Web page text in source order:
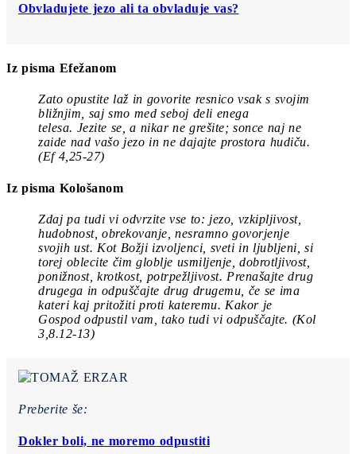
Obvladujete jezo ali ta obvladuje vas?
Iz pisma Efežanom
Zato opustite laž in govorite resnico vsak s svojim
bližnjim , saj smo med seboj deli enega
telesa. Jezite se, a nikar ne grešite; sonce naj ne
zaide nad vašo jezo in ne dajajte prostora hudiču.
(Ef 4,25-27)
Iz pisma Kološanom
Zdaj pa tudi vi odvrzite vse to: jezo, vzkipljivost,
hudobnost, obrekovanje, nesramno govorjenje
svojih ust. Kot Božji izvoljenci, sveti in ljubljeni, si
torej oblecite čim globlje usmiljenje, dobrotljivost,
ponižnost, krotkost, potrpežljivost. Prenašajte drug
drugega in odpuščajte drug drugemu, če se ima
kateri kaj pritožiti proti kateremu. Kakor je
Gospod odpustil vam, tako tudi vi odpuščajte. (Kol
3,8.12-13)
Preberite še:
Dokler boli, ne moremo odpustiti